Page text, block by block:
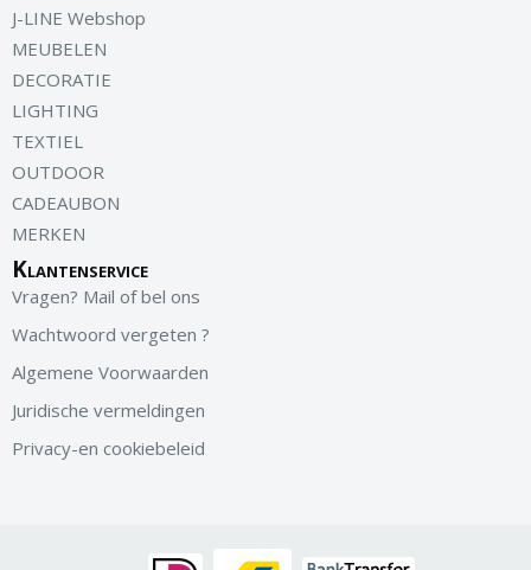
J-LINE Webshop
MEUBELEN
DECORATIE
LIGHTING
TEXTIEL
OUTDOOR
CADEAUBON
MERKEN
Klantenservice
Vragen? Mail of bel ons
Wachtwoord vergeten ?
Algemene Voorwaarden
Juridische vermeldingen
Privacy-en cookiebeleid